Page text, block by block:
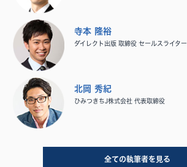
寺本 隆裕
ダイレクト出版 取締役 セールスライター
北岡 秀紀
ひみつきちJ株式会社 代表取締役
全ての執筆者を見る